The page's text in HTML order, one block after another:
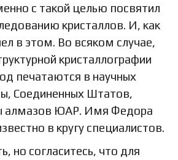
с такой целью посвятил
кристаллов. И, как
в этом. Во всяком случае,
кристаллографии
печатаются в научных
Соединенных Штатов,
алмазов ЮАР. Имя Федора
в кругу специалистов.
но согласитесь, что для